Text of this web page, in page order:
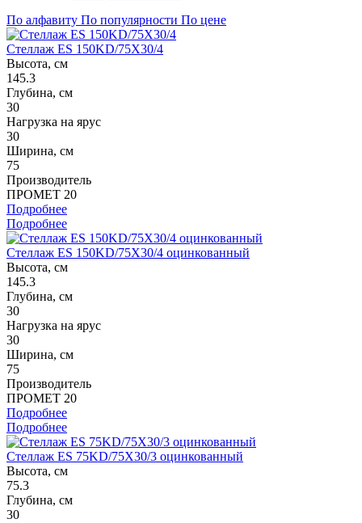
По алфавиту По популярности По цене
Стеллаж ES 150KD/75Х30/4
Высота, см
145.3
Глубина, см
30
Нагрузка на ярус
30
Ширина, см
75
Производитель
ПРОМЕТ 20
Подробнее
Подробнее
Стеллаж ES 150KD/75Х30/4 оцинкованный
Высота, см
145.3
Глубина, см
30
Нагрузка на ярус
30
Ширина, см
75
Производитель
ПРОМЕТ 20
Подробнее
Подробнее
Стеллаж ES 75KD/75X30/3 оцинкованный
Высота, см
75.3
Глубина, см
30